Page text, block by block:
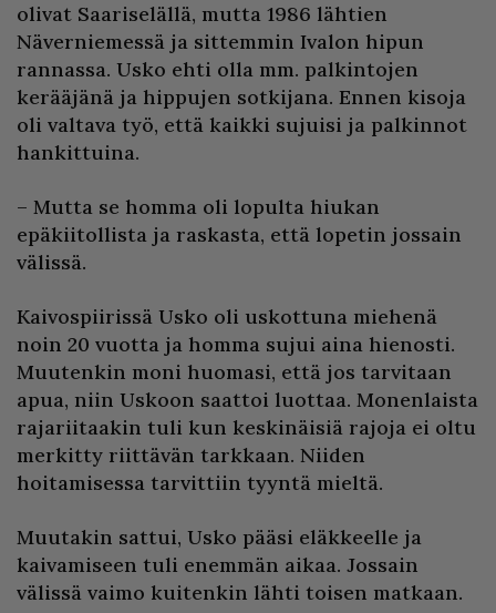
olivat Saariselällä, mutta 1986 lähtien
Näverniemessä ja sittemmin Ivalon hipun
rannassa. Usko ehti olla mm. palkintojen
kerääjänä ja hippujen sotkijana. Ennen kisoja
oli valtava työ, että kaikki sujuisi ja palkinnot
hankittuina.
– Mutta se homma oli lopulta hiukan
epäkiitollista ja raskasta, että lopetin jossain
välissä.
Kaivospiirissä Usko oli uskottuna miehenä
noin 20 vuotta ja homma sujui aina hienosti.
Muutenkin moni huomasi, että jos tarvitaan
apua, niin Uskoon saattoi luottaa. Monenlaista
rajariitaakin tuli kun keskinäisiä rajoja ei oltu
merkitty riittävän tarkkaan. Niiden
hoitamisessa tarvittiin tyyntä mieltä.
Muutakin sattui, Usko pääsi eläkkeelle ja
kaivamiseen tuli enemmän aikaa. Jossain
välissä vaimo kuitenkin lähti toisen matkaan.